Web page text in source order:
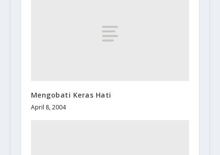
Mengobati Keras Hati
April 8, 2004